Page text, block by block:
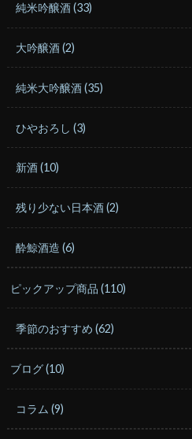
純米吟醸酒(33)
大吟醸酒(2)
純米大吟醸酒(35)
ひやおろし(3)
新酒(10)
残り少ない日本酒(2)
酔鯨酒造(6)
ピックアップ商品(110)
季節のおすすめ(62)
ブログ(10)
コラム(9)